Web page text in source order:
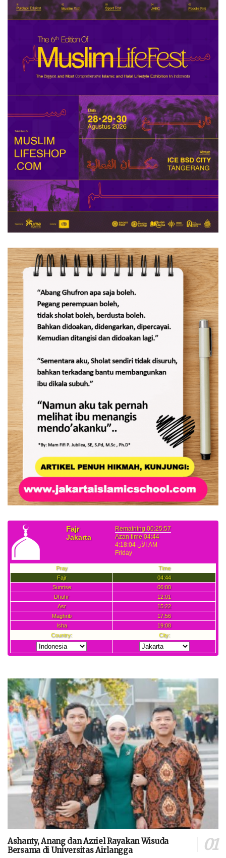
Ashanty, Anang dan Azriel Rayakan Wisuda
Bersama di Universitas Airlangga